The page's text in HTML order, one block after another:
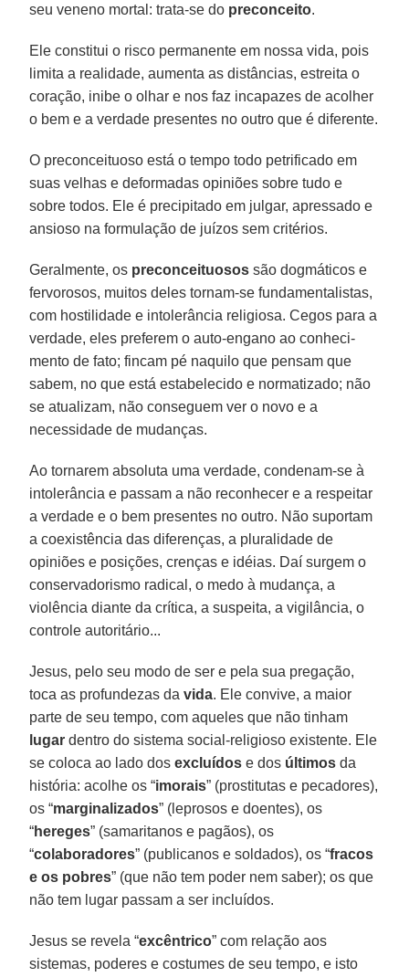
seu veneno mortal: trata-se do preconceito.
Ele constitui o risco permanente em nossa vida, pois
limita a realidade, aumenta as distâncias, estreita o
coração, inibe o olhar e nos faz incapazes de acolher
o bem e a verdade presentes no outro que é diferente.
O preconceituoso está o tempo todo petrificado em
suas velhas e deformadas opiniões sobre tudo e
sobre todos. Ele é precipitado em julgar, apressado e
ansioso na formulação de juízos sem critérios.
Geralmente, os preconceituosos são dogmáticos e
fervorosos, muitos deles tornam-se fundamentalistas,
com hostilidade e intolerância religiosa. Cegos para a
verdade, eles preferem o auto-engano ao conheci-
mento de fato; fincam pé naquilo que pensam que
sabem, no que está estabelecido e normatizado; não
se atualizam, não conseguem ver o novo e a
necessidade de mudanças.
Ao tornarem absoluta uma verdade, condenam-se à
intolerância e passam a não reconhecer e a respeitar
a verdade e o bem presentes no outro. Não suportam
a coexistência das diferenças, a pluralidade de
opiniões e posições, crenças e idéias. Daí surgem o
conservadorismo radical, o medo à mudança, a
violência diante da crítica, a suspeita, a vigilância, o
controle autoritário...
Jesus, pelo seu modo de ser e pela sua pregação,
toca as profundezas davida. Ele convive, a maior
parte de seu tempo, com aqueles que não tinham
lugar dentro do sistema social-religioso existente. Ele
se coloca ao lado dosexcluídos e dos últimos da
história: acolhe os “imorais” (prostitutas e pecadores),
os “marginalizados” (leprosos e doentes), os
“hereges” (samaritanos e pagãos), os
“colaboradores” (publicanos e soldados), os “fracos
e os pobres” (que não tem poder nem saber); os que
não tem lugar passam a ser incluídos.
Jesus se revela “excêntrico” com relação aos
sistemas, poderes e costumes de seu tempo, e isto